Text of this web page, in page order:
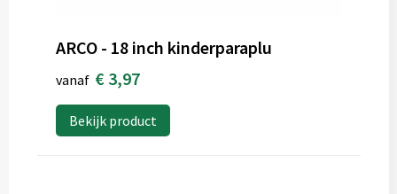
ARCO - 18 inch kinderparaplu
vanaf € 3,97
Bekijk product